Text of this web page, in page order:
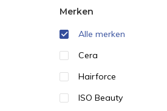
Merken
Alle merken
Cera
Hairforce
ISO Beauty